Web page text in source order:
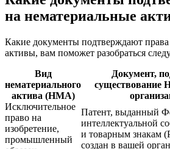
на нематериальные
Какие документы подтверждают
активы, вам поможет разобраться
Вид
нематериального
актива (НМА)
Документ,
существование
Исключительное
право на
изобретение,
промышленный
Патент, выданный
интеллектуальной
и товарным знакам
создан в вашей